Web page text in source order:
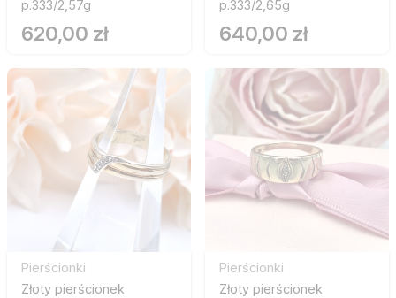
p.333/2,57g
620,00 zł
p.333/2,65g
640,00 zł
Pierścionki
Złoty pierścionek
Pierścionki
Złoty pierścionek